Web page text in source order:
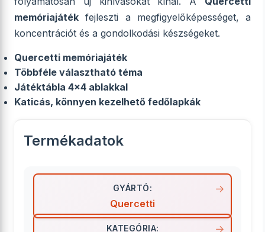
memóriajáték fejleszti a megfigyelőképességet, a
koncentrációt és a gondolkodási készségeket.
Quercetti memóriajáték
Többféle választható téma
Játéktábla 4x4 ablakkal
Katicás, könnyen kezelhető fedőlapkák
Termékadatok
GYÁRTÓ:
Quercetti
KATEGÓRIA: